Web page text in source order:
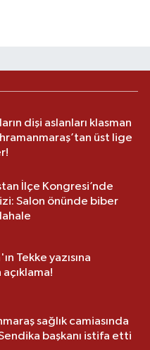
dişi aslanları klasman
üst lige
İlçe Kongresi’nde
Salon önünde biber
Tekke yazısına
sağlık camiasında
başkanı istifa etti